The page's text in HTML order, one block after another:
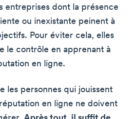
entreprises dont la présence
ou inexistante peinent à
Pour éviter cela, elles
le contrôle en apprenant à
en ligne.
les personnes qui jouissent
en ligne ne doivent